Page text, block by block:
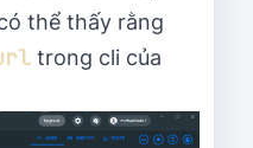
thể thấy rằng
trong cli của